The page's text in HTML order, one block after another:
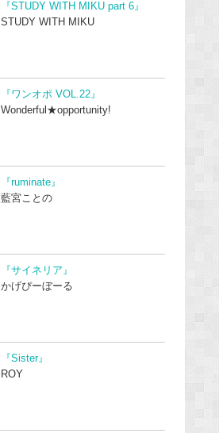
『STUDY WITH MIKU part 6』
STUDY WITH MIKU
『ワンオポ VOL.22』
Wonderful★opportunity!
『ruminate』
藍宮ことの
『サイネリア』
かげぴーぼーる
『Sister』
ROY